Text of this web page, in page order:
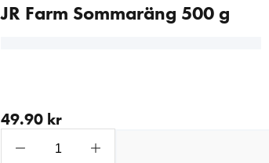
JR Farm Sommaräng 500 g
49.90 kr